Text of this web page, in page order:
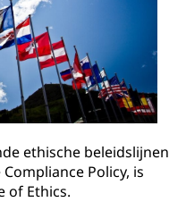
ethische beleidslijnen
Policy, is
of Ethics.